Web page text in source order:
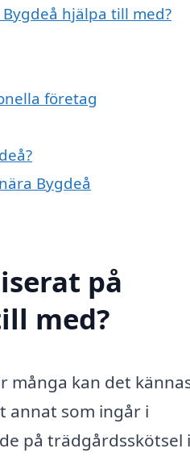
hjälpa till med?
företag
Bygdeå
på
med?
många kan det
annat som ingår i
på trädgårdsskötsel i